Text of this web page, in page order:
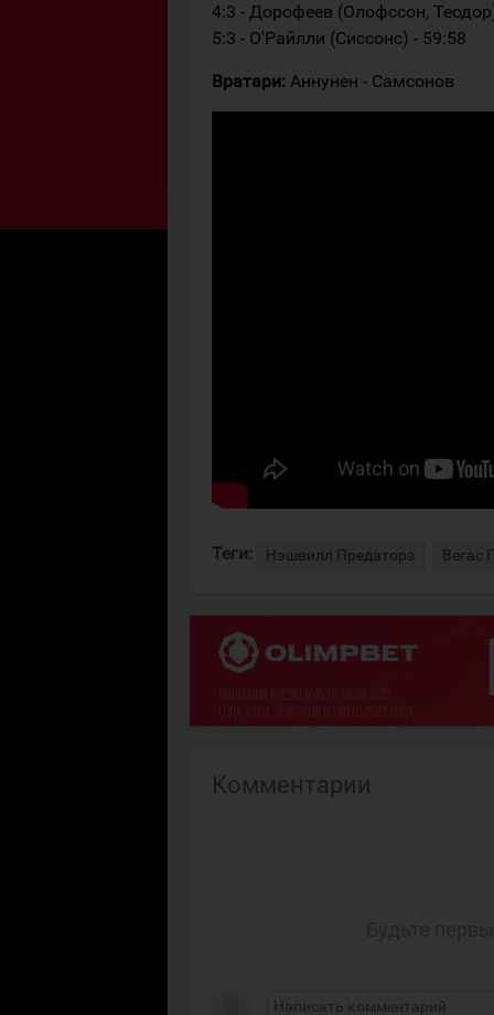
4:3 - Дорофеев (Олофссон,
5:3 - О'Райлли (Сиссонс) - 59:58
Вратари: Аннунен - Самсонов
Теги: Нэшвилл Предаторз Вегас
Комментарии